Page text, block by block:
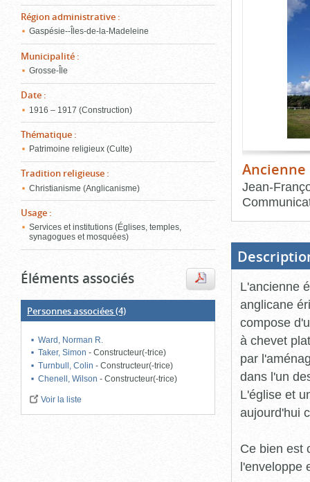
Région administrative :
Gaspésie--Îles-de-la-Madeleine
Municipalité :
Grosse-Île
Date :
1916 – 1917 (Construction)
Thématique :
Patrimoine religieux (Culte)
Tradition religieuse :
Christianisme (Anglicanisme)
Usage :
Services et institutions (Églises, temples,
synagogues et mosquées)
Éléments associés
Personnes associées(4)
Ward, Norman R.
Taker, Simon-Constructeur(-trice)
Turnbull, Colin-Constructeur(-trice)
Chenell, Wilson-Constructeur(-trice)
Voir la liste
l'onglet
Ancienne
Jean-
bloc
d'onglets
L'ancienne
anglicane
compose
à chevet
par
dans l'un
L'église et
aujourd'hui
Ce bien est
l'enveloppe